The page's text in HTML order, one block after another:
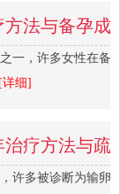
方法与备孕成
一，许多女性在备
[详细]
治疗方法与疏
许多被诊断为输卵